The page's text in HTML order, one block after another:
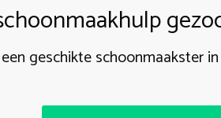
geschikte schoonmaakster